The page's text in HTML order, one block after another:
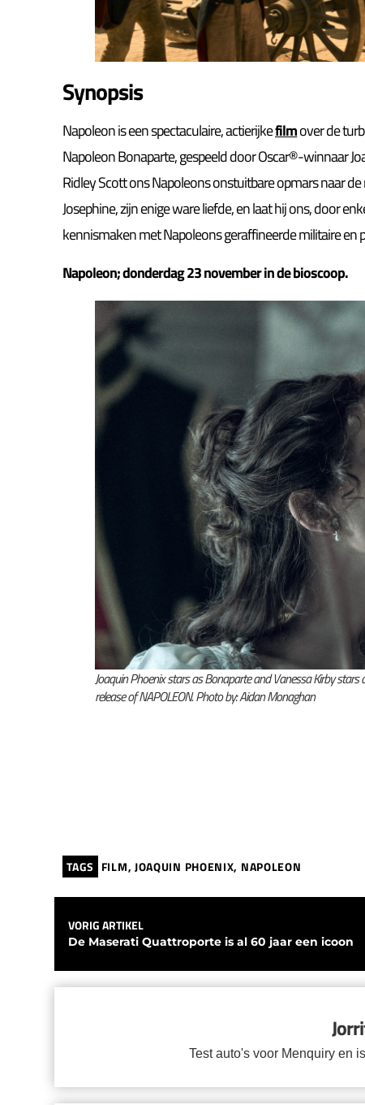
Synopsis
Napoleon is een spectaculaire, actierijkefilmover de
Napoleon Bonaparte, gespeeld door Oscar®-winnaar
Ridley Scott ons Napoleons onstuitbare opmars naar
Josephine, zijn enige ware liefde, en laat hij ons, door
kennismaken met Napoleons geraffineerde militaire en
Napoleon; donderdag 23 november in de bioscoop.
Joaquin Phoenix stars as Bonaparte and Vanessa Kirby stars
release of NAPOLEON. Photo by: Aidan Monaghan
TAGS FILM, JOAQUIN PHOENIX, NAPOLEON
VORIG ARTIKEL
De Maserati Quattroporte is al 60 jaar een icoon
Test auto's voor Menquiry en